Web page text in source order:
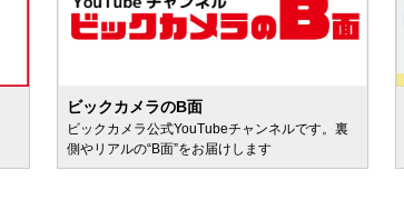
ビックカメラのB面
ビックカメラ公式YouTubeチャンネルです。裏
側やリアルの“B面”をお届けします